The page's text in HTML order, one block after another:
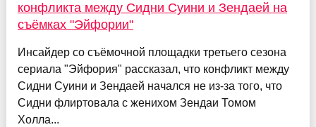
конфликта между Сидни Суини и Зендаей на
съёмках "Эйфории"
Инсайдер со съёмочной площадки третьего сезона
сериала "Эйфория" рассказал, что конфликт между
Сидни Суини и Зендаей начался не из-за того, что
Сидни флиртовала с женихом Зендаи Томом
Холла...